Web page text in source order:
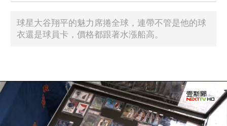
球星大谷翔平的魅力席捲全球，連帶不管是他的球
衣還是球員卡，價格都跟著水漲船高。